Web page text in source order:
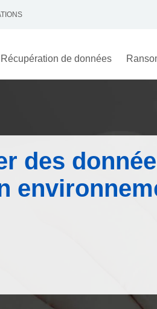
Récupération de données
des